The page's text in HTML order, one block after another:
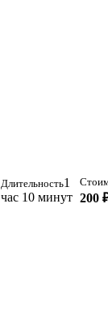
Длительность1
час 10 минут 200